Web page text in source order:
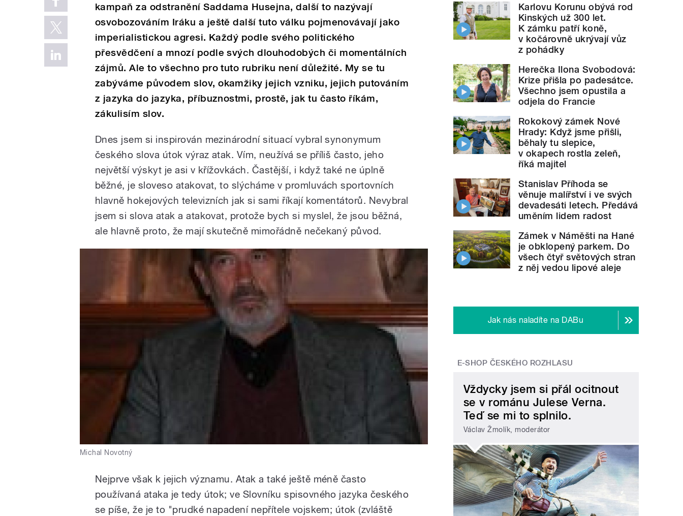
kampaň za odstranění Saddama Husejna, další to nazývají
osvobozováním Iráku a ještě další tuto válku pojmenovávají jako
imperialistickou agresi. Každý podle svého politického
přesvědčení a mnozí podle svých dlouhodobých či momentálních
zájmů. Ale to všechno pro tuto rubriku není důležité. My se tu
zabýváme původem slov, okamžiky jejich vzniku, jejich putováním
z jazyka do jazyka, příbuznostmi, prostě, jak tu často říkám,
zákulisím slov.
Dnes jsem si inspirován mezinárodní situací vybral synonymum
českého slova útok výraz atak. Vím, neužívá se příliš často, jeho
největší výskyt je asi v křížovkách. Častější, i když také ne úplně
běžné, je sloveso atakovat, to slýcháme v promluvách sportovních
hlavně hokejových televizních jak si sami říkají komentátorů. Nevybral
jsem si slova atak a atakovat, protože bych si myslel, že jsou běžná,
ale hlavně proto, že mají skutečně mimořádně nečekaný původ.
Michal Novotný
Nejprve však k jejich významu. Atak a také ještě méně často
používaná ataka je tedy útok; ve Slovníku spisovného jazyka českého
se píše, že je to "prudké napadení nepřítele vojskem; útok (zvláště
Karlovu Korunu obývá rod
Kinských už 300 let.
K zámku patří koně,
v kočárovně ukrývají vůz
z pohádky
Herečka Ilona Svobodová:
Krize přišla po padesátce.
Všechno jsem opustila a
odjela do Francie
Rokokový zámek Nové
Hrady: Když jsme přišli,
běhaly tu slepice,
v okapech rostla zeleň,
říká majitel
Stanislav Příhoda se
věnuje malířství i ve svých
devadesáti letech. Předává
uměním lidem radost
Zámek v Náměšti na Hané
je obklopený parkem. Do
všech čtyř světových stran
z něj vedou lipové aleje
Jak nás naladíte na DABu
E-SHOP ČESKÉHO ROZHLASU
Vždycky jsem si přál ocitnout
se v románu Julese Verna.
Teď se mi to splnilo.
Václav Žmolík, moderátor